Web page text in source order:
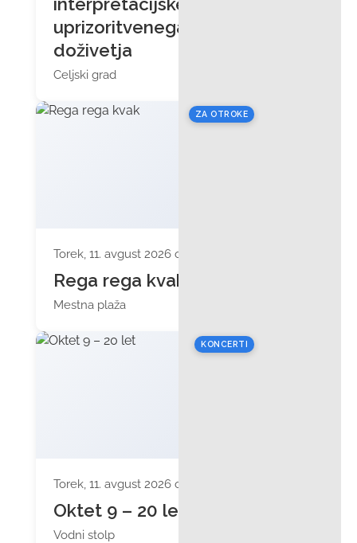
uprizoritvenega
doživetja
Celjski grad
ZA OTROKE
Torek, 11. avgust 2026 ob 17:00
Rega rega kvak
Mestna plaža
KONCERTI
Torek, 11. avgust 2026 ob 20:00
Oktet 9 – 20 let
Vodni stolp